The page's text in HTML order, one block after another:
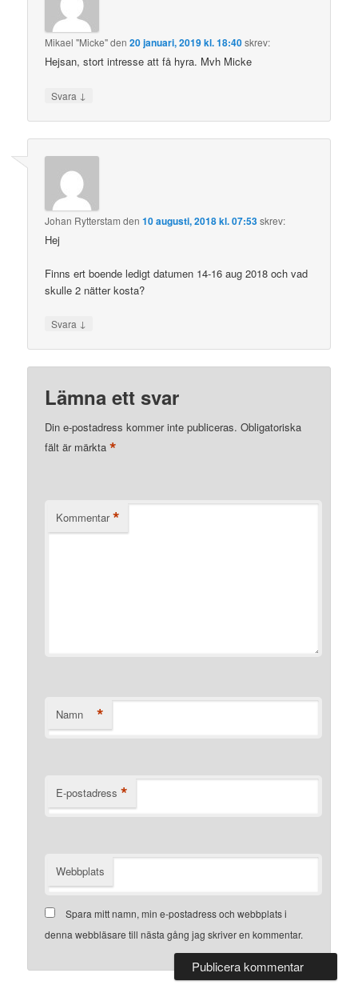
Mikael "Micke"den20 januari, 2019 kl. 18:40skrev:
Hejsan, stort intresse att få hyra. Mvh Micke
Svara ↓
Johan Rytterstam den10 augusti, 2018 kl. 07:53skrev:
Hej
Finns ert boende ledigt datumen 14-16 aug 2018 och vad
skulle 2 nätter kosta?
Svara ↓
Lämna ett svar
Din e-postadress kommer inte publiceras. Obligatoriska
fält är märkta*
Kommentar *
Namn *
E-postadress *
Webbplats
Spara mitt namn, min e-postadress och webbplats i
denna webbläsare till nästa gång jag skriver en kommentar.